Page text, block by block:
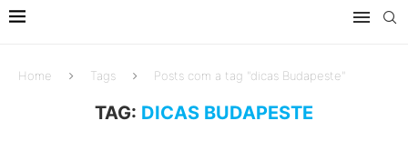
Home Tags Posts com a tag "dicas Budapeste"
TAG: DICAS BUDAPESTE